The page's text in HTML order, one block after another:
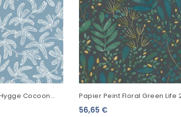
Cocoon
Papier Peint Floral Green Life
Bleu 101697692
56,65 €